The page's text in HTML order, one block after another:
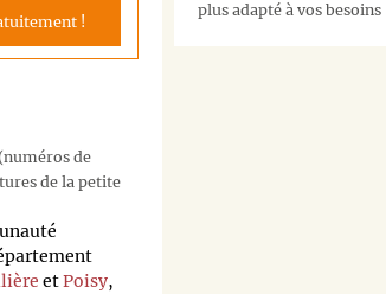
!
de
de la petite
etPoisy,
plus adapté à vos besoins